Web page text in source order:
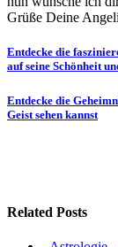
Grüße Deine
Entdecke die
auf seine Schönheit
Entdecke die
Geist sehen kannst
Related Posts